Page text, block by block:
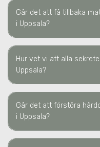
Går det att få tillbaka
i Uppsala?
Hur vet vi att alla
Uppsala?
Går det att förstöra
i Uppsala?